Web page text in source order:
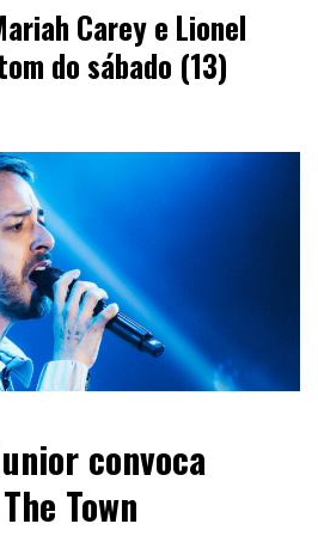
Carey e Lionel
do sábado (13)
convoca
Town